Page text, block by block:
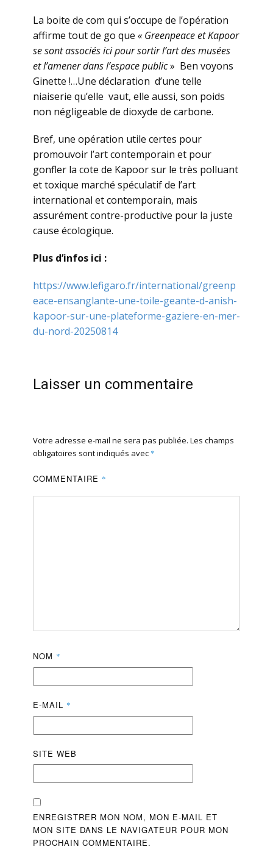
La boite de com qui s’occupe de l’opération
affirme tout de go que « Greenpeace et Kapoor
se sont associés ici pour sortir l’art des musées
et l’amener dans l’espace public» Ben voyons
Ginette !…Une déclaration d’une telle
niaiserie qu’elle vaut, elle aussi, son poids
non négligeable de dioxyde de carbone.
Bref, une opération utile certes pour
promouvoir l’art contemporain et pour
gonfler la cote de Kapoor sur le très polluant
et toxique marché spéculatif de l’art
international et contemporain, mais
assurément contre-productive pour la juste
cause écologique.
Plus d’infos ici :
https://www.lefigaro.fr/international/greenp
eace-ensanglante-une-toile-geante-d-anish-
kapoor-sur-une-plateforme-gaziere-en-mer-
du-nord-20250814
Laisser un commentaire
Votre adresse e-mail ne sera pas publiée. Les champs
obligatoires sont indiqués avec *
COMMENTAIRE *
NOM *
E-MAIL *
SITE WEB
ENREGISTRER MON NOM, MON E-MAIL ET
MON SITE DANS LE NAVIGATEUR POUR MON
PROCHAIN COMMENTAIRE.